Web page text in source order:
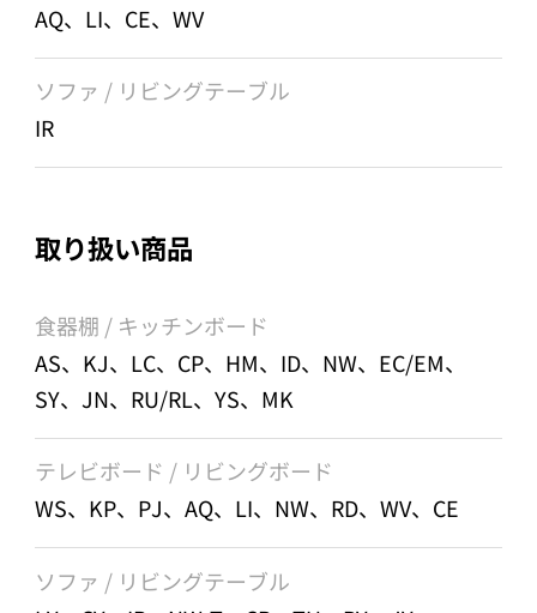
AQ、LI、CE、WV
ソファ / リビングテーブル
IR
取り扱い商品
食器棚 / キッチンボード
AS、KJ、LC、CP、HM、ID、NW、EC/EM、
SY、JN、RU/RL、YS、MK
テレビボード / リビングボード
WS、KP、PJ、AQ、LI、NW、RD、WV、CE
ソファ / リビングテーブル